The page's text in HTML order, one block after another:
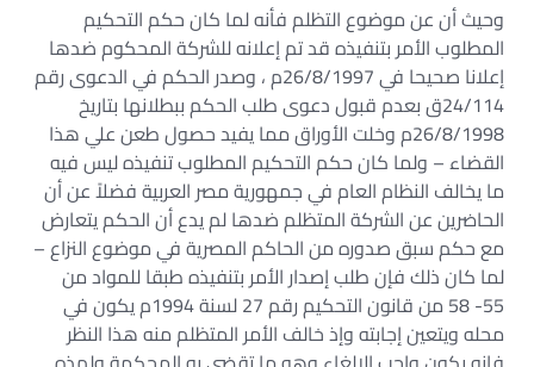
وحيث أن عن موضوع التظلم فأنه لما كان حكم التحكيم
المطلوب الأمر بتنفيذه قد تم إعلانه للشركة المحكوم ضدها
إعلانا صحيحا في 26/8/1997م ، وصدر الحكم في الدعوى رقم
24/114ق بعدم قبول دعوى طلب الحكم ببطلانها بتاريخ
26/8/1998م وخلت الأوراق مما يفيد حصول طعن علي هذا
القضاء – ولما كان حكم التحكيم المطلوب تنفيذه ليس فيه
ما يخالف النظام العام في جمهورية مصر العربية فضلاً عن أن
الحاضرين عن الشركة المتظلم ضدها لم يدع أن الحكم يتعارض
مع حكم سبق صدوره من الحاكم المصرية في موضوع النزاع –
لما كان ذلك فإن طلب إصدار الأمر بتنفيذه طبقا للمواد من
55- 58 من قانون التحكيم رقم 27 لسنة 1994م يكون في
محله ويتعين إجابته وإذ خالف الأمر المتظلم منه هذا النظر